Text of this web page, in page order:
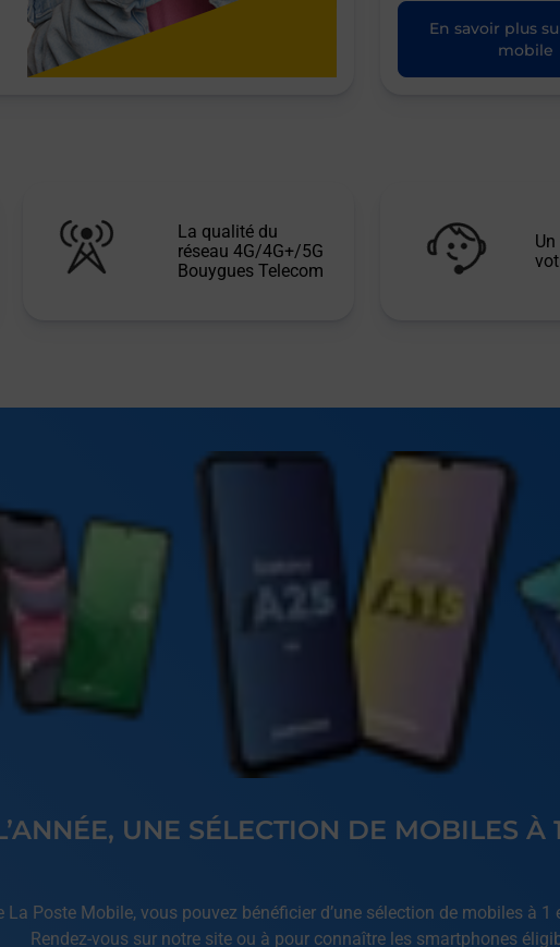
En savoir plus
mobile
La qualité du
réseau 4G/4G+/5G
Bouygues Telecom
UNE SÉLECTION DE MOBILES À
Poste Mobile, vous pouvez bénéficier d’une sélection de mobiles à
Rendez-vous sur notre site ou à pour connaître les smartphones